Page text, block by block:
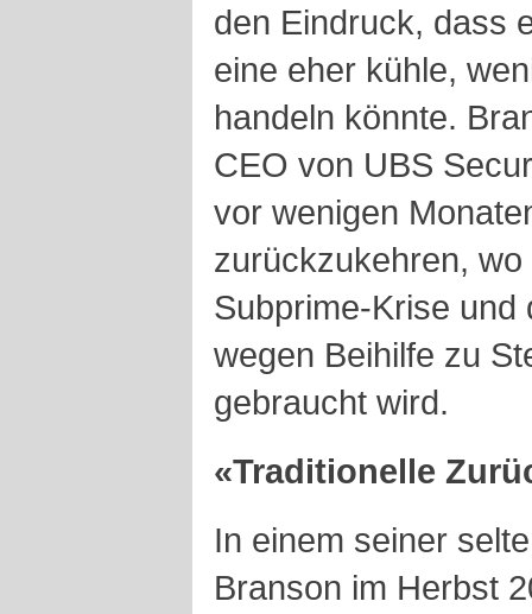
den Eindruck, dass
eine eher kühle,
handeln könnte.
CEO von UBS
vor wenigen
zurückzukehren,
Subprime-Krise und
wegen Beihilfe zu
gebraucht wird.
«Traditionelle
In einem seiner
Branson im Herbst